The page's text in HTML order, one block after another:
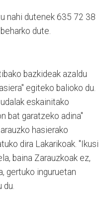
nahi dutenek 635 72 38
dute.
bazkideak azaldu
egiteko balioko du.
eskainitako
bat garatzeko adina"
hasierako
dira Lakarikoak. "Ikusi
baina Zarauzkoak ez,
gertuko inguruetan